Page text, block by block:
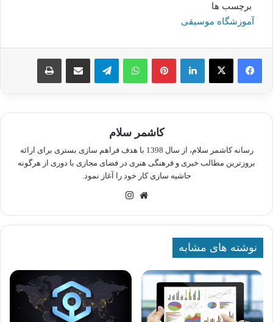
برچسب ها
آموزشگاه موسیقی
لینکدین پینترستواتس آپ تلگرام اشتراک گذاری از طریق ایمیل چاپ
کاشمر سلام
رسانه کاشمر سلام، از سال 1398 با هدف فراهم سازی بستری برای ارائه
بروزترین مطالب خبری و فرهنگی هنری در فضای مجازی با دوری از هرگونه
حاشیه سازی کار خود را آغاز نمود.
وبسایت
نوشته های مشابه